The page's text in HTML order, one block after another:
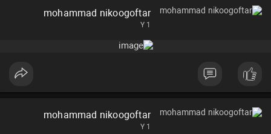
mohammad nikoogoftar
1 Y
mohammad nikoogoftar
1 Y